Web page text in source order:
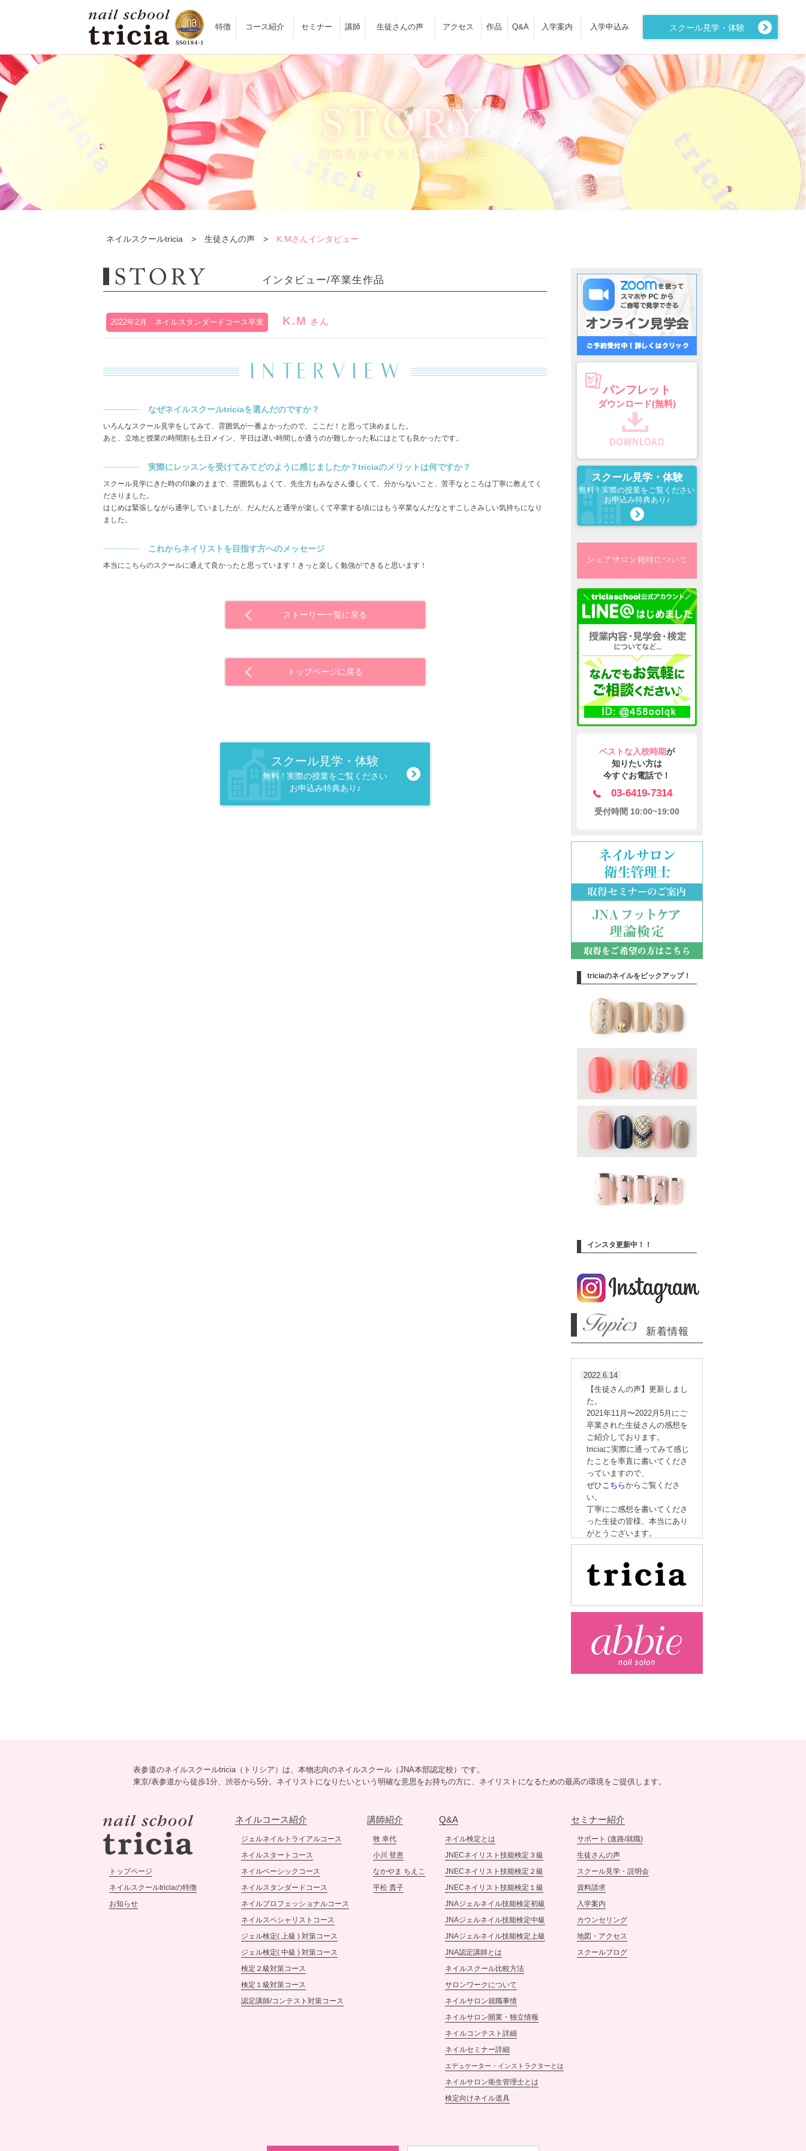
特徴 コース紹介 セミナー 講師 生徒さんの声 アクセス 作品 Q&A 入学案内 入学申込み スクール見学・体験
ネイルスクールtricia > 生徒さんの声 > K.Mさんインタビュー
インタビュー/卒業生作品
2022年2月 ネイルスタンダードコース卒業 K.M さん
なぜネイルスクールtriciaを選んだのですか？
いろんなスクール見学をしてみて、雰囲気が一番よかったので、ここだ！と思って決めました。
あと、立地と授業の時間割も土日メイン、平日は遅い時間しか通うのが難しかった私にはとても良かったです。
実際にレッスンを受けてみてどのように感じましたか？triciaのメリットは何ですか？
スクール見学にきた時の印象のままで、雰囲気もよくて、先生方もみなさん優しくて、分からないこと、苦手なところは丁寧に教えてく
ださりました。
はじめは緊張しながら通学していましたが、だんだんと通学が楽しくて卒業する頃にはもう卒業なんだなとすこしさみしい気持ちになり
ました。
これからネイリストを目指す方へのメッセージ
本当にこちらのスクールに通えて良かったと思っています！きっと楽しく勉強ができると思います！
ストーリー一覧に戻る
トップページに戻る
スクール見学・体験
無料 ! 実際の授業をご覧ください
お申込み特典あり♪
パンフレット
ダウンロード(無料)
スクール見学・体験
無料 ! 実際の授業をご覧ください
お申込み特典あり♪
ベストな入校時期が
知りたい方は
今すぐお電話で！
03-6419-7314
受付時間 10:00~19:00
triciaのネイルをピックアップ！
インスタ更新中！！
新着情報
2022.6.14
【生徒さんの声】更新しまし
た。
2021年11月〜2022月5月にご
卒業された生徒さんの感想を
ご紹介しております。
triciaに実際に通ってみて感じ
たことを率直に書いてくださ
っていますので、
ぜひこちらからご覧くださ
い。
丁寧にご感想を書いてくださ
った生徒の皆様、本当にあり
がとうございます。
2022.3.5
｢フットケア理論検定試験｣の
ご案内［5/8（日） 開催］
2022.1.14
得セミナーのご案内
［3/5（土）開催 ］
【新年のご挨拶】
うございました。
年も努力を続けてまいりま
本年もネイルスクールtriciaを
どうぞよろしくお願い申し上
げます。
ネイルスクールtricia
スタッフ一同
2021.12.29
【年末のご挨拶】
表参道のネイルスクールtricia（トリシア）は、本物志向のネイルスクール（JNA本部認定校）です。
東京/表参道から徒歩1分、渋谷から5分。ネイリストになりたいという明確な意思をお持ちの方に、ネイリストになるための最高の環境をご提供します。
トップページ
ネイルスクールtriciaの特徴
お知らせ
ネイルコース紹介
ジェルネイルトライアルコース
ネイルスタートコース
ネイルベーシックコース
ネイルスタンダードコース
ネイルプロフェッショナルコース
ネイルスペシャリストコース
ジェル検定( 上級 ) 対策コース
ジェル検定( 中級 ) 対策コース
検定２級対策コース
検定１級対策コース
認定講師/コンテスト対策コース
講師紹介
牧 幸代
小川 登恵
なかやま ちえこ
平松 貴子
Q&A
ネイル検定とは
JNECネイリスト技能検定３級
JNECネイリスト技能検定２級
JNECネイリスト技能検定１級
JNAジェルネイル技能検定初級
JNAジェルネイル技能検定中級
JNAジェルネイル技能検定上級
JNA認定講師とは
ネイルスクール比較方法
サロンワークについて
ネイルサロン就職事情
ネイルサロン開業・独立情報
ネイルコンテスト詳細
ネイルセミナー詳細
エデュケーター・インストラクターとは
ネイルサロン衛生管理士とは
検定向けネイル道具
セミナー紹介
サポート (進路/就職)
生徒さんの声
スクール見学・説明会
資料請求
入学案内
カウンセリング
地図・アクセス
スクールブログ